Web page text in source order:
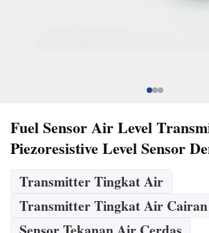
Fuel Sensor Air Level
Piezoresistive Level Sensor
Transmitter Tingkat Air
Transmitter Tingkat Air Cairan